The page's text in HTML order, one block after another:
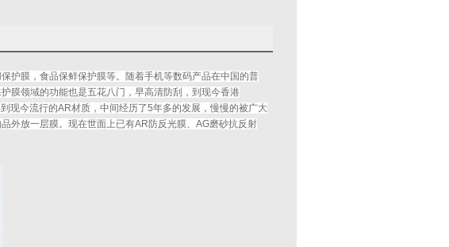
护膜，食品保鲜保护膜等。随着手机等数码产品在中国的普
膜领域的功能也是五花八门，早高清防刮，到现今香港
现今流行的AR材质，中间经历了5年多的发展，慢慢的被广大
外放一层膜。现在世面上已有AR防反光膜、AG磨砂抗反射